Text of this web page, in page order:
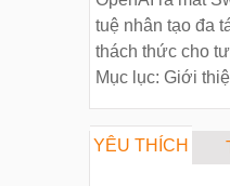
tuệ nhân tạo đa
thách thức cho
Mục lục: Giới
YÊU THÍCH